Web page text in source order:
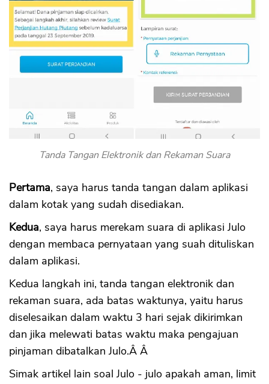
Tanda Tangan Elektronik dan Rekaman Suara
Pertama, saya harus tanda tangan dalam aplikasi
dalam kotak yang sudah disediakan.
Kedua, saya harus merekam suara di aplikasi Julo
dengan membaca pernyataan yang suah dituliskan
dalam aplikasi.
Kedua langkah ini, tanda tangan elektronik dan
rekaman suara, ada batas waktunya, yaitu harus
diselesaikan dalam waktu 3 hari sejak dikirimkan
dan jika melewati batas waktu maka pengajuan
pinjaman dibatalkan Julo.Â Â
Simak artikel lain soal Julo - julo apakah aman, limit